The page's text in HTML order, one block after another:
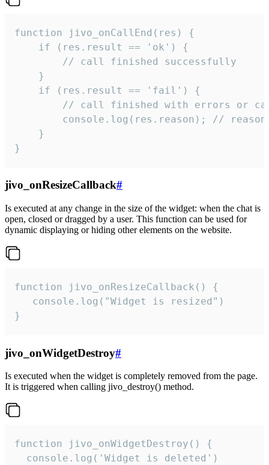
function jivo_onCallEnd(res) {
    if (res.result == 'ok') {
        // call finished successfully
    }
    if (res.result == 'fail') {
// call finished with errors or
console.log(res.reason); //
    }
}
jivo_onResizeCallback#
Is executed at any change in the size of the widget: when the chat is
open, closed or dragged by a user. This function can be used for
dynamic displaying or hiding other elements on the website.
function jivo_onResizeCallback() {
   console.log("Widget is resized")
}
jivo_onWidgetDestroy#
Is executed when the widget is completely removed from the page.
It is triggered when calling jivo_destroy() method.
function jivo_onWidgetDestroy() {
  console.log('Widget is deleted')